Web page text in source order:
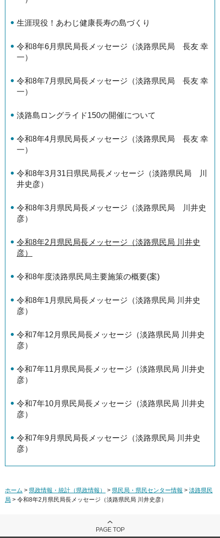
生涯現役！あわじ健康長寿の島づくり
令和8年6月県民局長メッセージ（淡路県民局 長友 幸
一）
令和8年7月県民局長メッセージ（淡路県民局 長友 幸
一）
淡路島ロングライド150の開催について
令和8年4月県民局長メッセージ（淡路県民局 長友 幸
一）
令和8年3月31日県民局長メッセージ（淡路県民局 川
井史彦）
令和8年3月県民局長メッセージ（淡路県民局 川井史
彦）
令和8年2月県民局長メッセージ（淡路県民局 川井史
彦）
令和8年度淡路県民局主要施策の概要(案)
令和8年1月県民局長メッセージ（淡路県民局 川井史
彦）
令和7年12月県民局長メッセージ（淡路県民局 川井史
彦）
令和7年11月県民局長メッセージ（淡路県民局 川井史
彦）
令和7年10月県民局長メッセージ（淡路県民局 川井史
彦）
令和7年9月県民局長メッセージ（淡路県民局 川井史
彦）
ホーム > 県政情報・統計（県政情報） > 県民局・県民センター情報 > 淡路県民
局 > 令和8年2月県民局長メッセージ（淡路県民局 川井史彦）
PAGE TOP